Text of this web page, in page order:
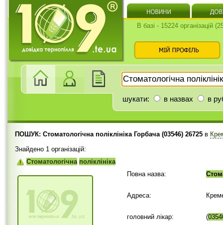
В базі - 15224 організацій
шукати: в назвах в
ПОШУК: Стоматологічна поліклініка Горбача (03546) 26725 в
Знайдено 1 організацій:
Стоматологічна поліклініка
Повна назва:
Адреса:
головний лікар: (